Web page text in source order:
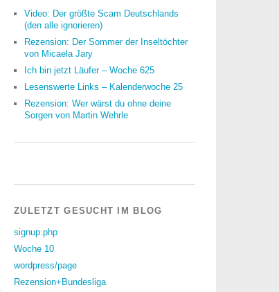
Video: Der größte Scam Deutschlands
(den alle ignorieren)
Rezension: Der Sommer der Inseltöchter
von Micaela Jary
Ich bin jetzt Läufer – Woche 625
Lesenswerte Links – Kalenderwoche 25
Rezension: Wer wärst du ohne deine
Sorgen von Martin Wehrle
ZULETZT GESUCHT IM BLOG
signup.php
Woche 10
wordpress/page
Rezension+Bundesliga